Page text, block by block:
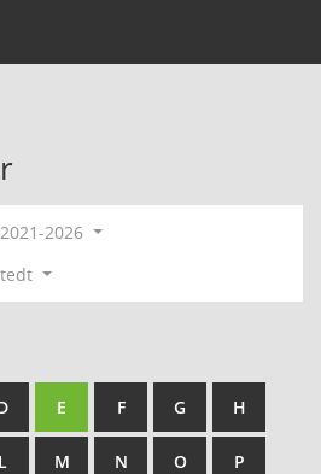
2026
E F G H
L M N O P